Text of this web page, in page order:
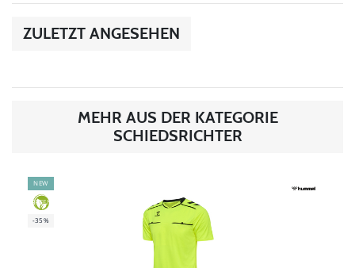
ZULETZT ANGESEHEN
MEHR AUS DER KATEGORIE
SCHIEDSRICHTER
NEW
GREEN
-35%